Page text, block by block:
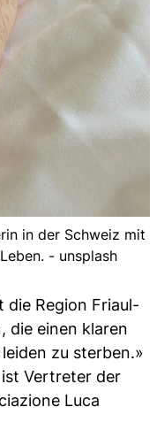
in der Schweiz mit
- unsplash
die Region Friaul-
die einen klaren
zu sterben.»
Vertreter der
Luca